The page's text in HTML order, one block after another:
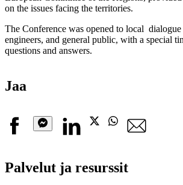
on the issues facing the territories.
The Conference was opened to local
engineers, and general public, with a special
questions and answers.
Jaa
Facebook
Messenger
Linkedin Whatsapp
Palvelut ja resurssit